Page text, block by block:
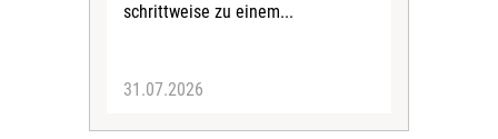
schrittweise zu einem...
31.07.2026